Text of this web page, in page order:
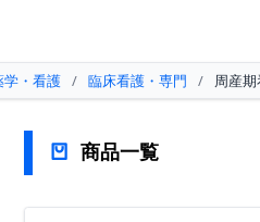
学・看護 / 臨床看護・専門 / 周産
商品一覧